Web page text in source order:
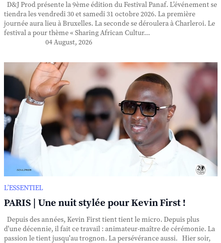
D&J Prod présente la 9ème édition du Festival Panaf. L’événement se
tiendra les vendredi 30 et samedi 31 octobre 2026. La première
journée aura lieu à Bruxelles. La seconde se déroulera à Charleroi. Le
festival a pour thème « Sharing African Cultur...
04 August, 2026
L’ESSENTIEL
PARIS | Une nuit stylée pour Kevin First !
Depuis des années, Kevin First tient tient le micro. Depuis plus
d'une décennie, il fait ce travail : animateur-maître de cérémonie. La
passion le tient jusqu'au trognon. La persévérance aussi. Hier soir,